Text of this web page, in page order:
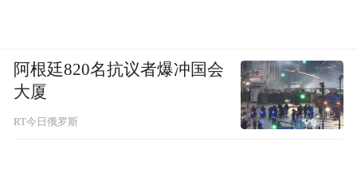
阿根廷820名抗议者爆冲国会
大厦
RT今日俄罗斯